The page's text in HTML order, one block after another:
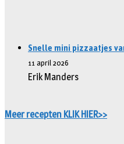
Snelle mini pizzaatjes
11 april 2026
Erik Manders
Meer recepten KLIK HIER>>